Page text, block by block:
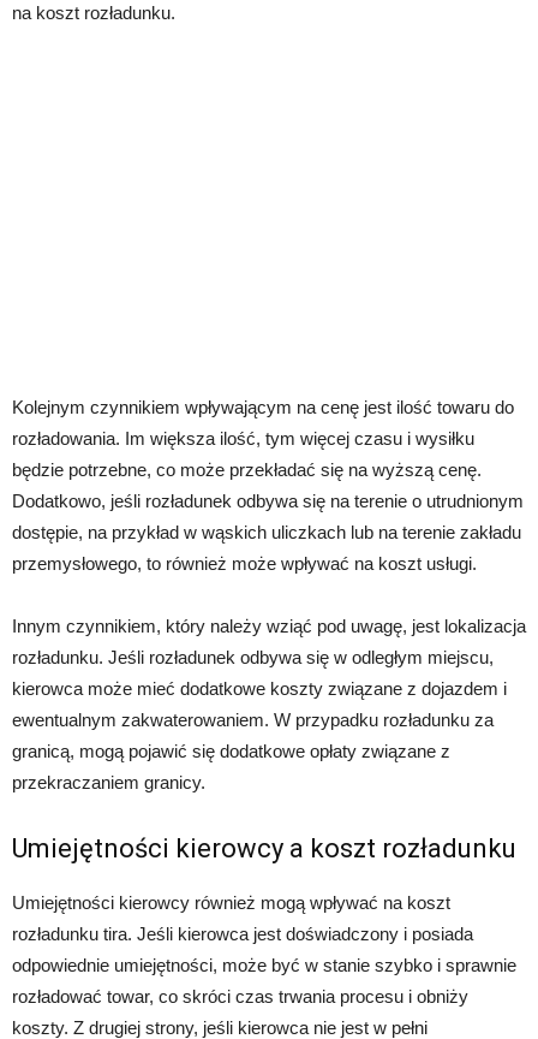
na koszt rozładunku.
Kolejnym czynnikiem wpływającym na cenę jest ilość towaru do
rozładowania. Im większa ilość, tym więcej czasu i wysiłku
będzie potrzebne, co może przekładać się na wyższą cenę.
Dodatkowo, jeśli rozładunek odbywa się na terenie o utrudnionym
dostępie, na przykład w wąskich uliczkach lub na terenie zakładu
przemysłowego, to również może wpływać na koszt usługi.
Innym czynnikiem, który należy wziąć pod uwagę, jest lokalizacja
rozładunku. Jeśli rozładunek odbywa się w odległym miejscu,
kierowca może mieć dodatkowe koszty związane z dojazdem i
ewentualnym zakwaterowaniem. W przypadku rozładunku za
granicą, mogą pojawić się dodatkowe opłaty związane z
przekraczaniem granicy.
Umiejętności kierowcy a koszt rozładunku
Umiejętności kierowcy również mogą wpływać na koszt
rozładunku tira. Jeśli kierowca jest doświadczony i posiada
odpowiednie umiejętności, może być w stanie szybko i sprawnie
rozładować towar, co skróci czas trwania procesu i obniży
koszty. Z drugiej strony, jeśli kierowca nie jest w pełni